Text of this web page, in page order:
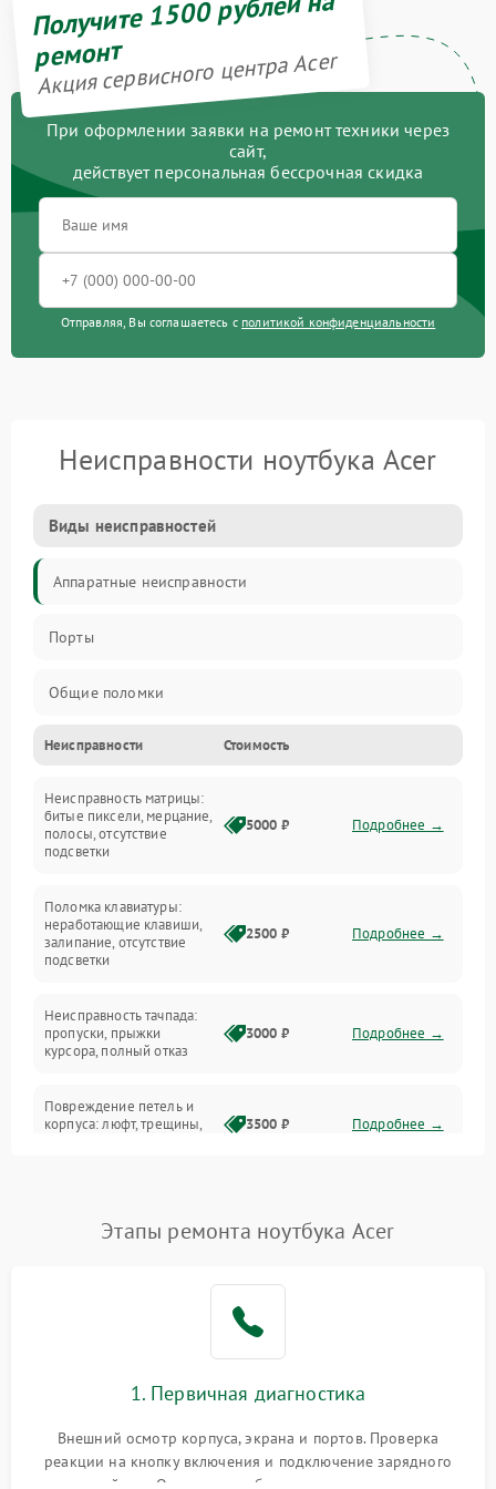
Получите 1500 рублей на
ремонт
Акция сервисного центра Acer
При оформлении заявки на ремонт техники через
сайт,
действует персональная бессрочная скидка
Отправляя, Вы соглашаетесь с политикой конфиденциальности
Неисправности ноутбука Acer
Виды неисправностей
Аппаратные неисправности
Порты
Общие поломки
Устройства
Программные ошибки
Электрические и системные сбои
Интерфейсные проблемы
Батарея
Сеть и интернет
Неисправности Стоимость
Неисправность матрицы:
битые пиксели, мерцание,
полосы, отсутствие
подсветки
5000 ₽ Подробнее →
Поломка клавиатуры:
неработающие клавиши,
залипание, отсутствие
подсветки
2500 ₽ Подробнее →
Неисправность тачпада:
пропуски, прыжки
курсора, полный отказ
3000 ₽ Подробнее →
Повреждение петель и
корпуса: люфт, трещины,
3500 ₽ Подробнее →
невозможность зарядки,
2500 ₽ Подробнее →
2000 ₽
Перегрев из‑за пыли,
неисправности кулера
Этапы ремонта ноутбука Acer
1. Первичная диагностика
Внешний осмотр корпуса, экрана и портов. Проверка
реакции на кнопку включения и подключение зарядного
устройства. Оценка потребления тока с помощью